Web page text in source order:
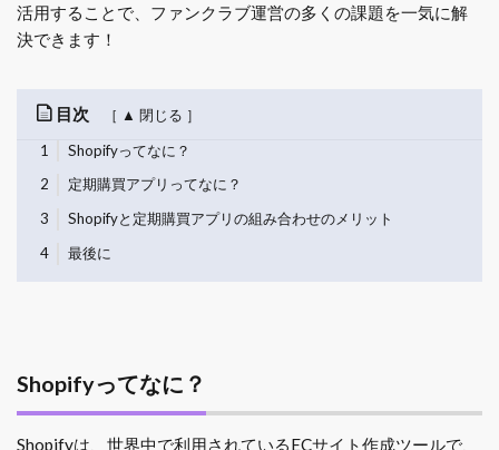
活用することで、ファンクラブ運営の多くの課題を一気に解
決できます！
目次
1
Shopifyってなに？
2
定期購買アプリってなに？
3
Shopifyと定期購買アプリの組み合わせのメリット
4
最後に
Shopifyってなに？
Shopifyは、世界中で利用されているECサイト作成ツールで、